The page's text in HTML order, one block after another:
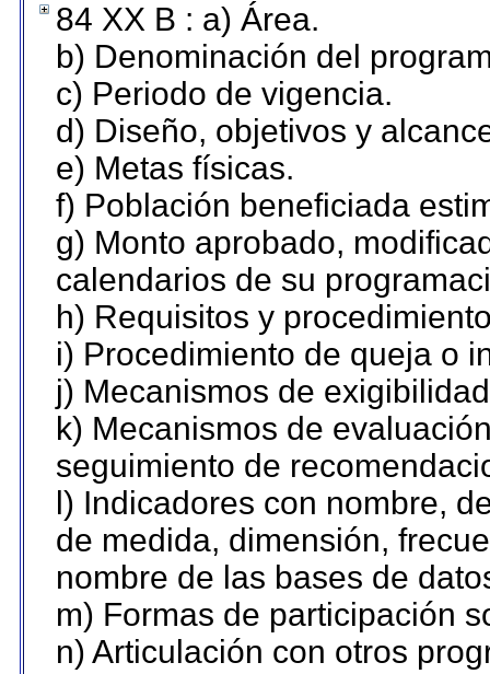
84 XX B : a) Área.
b) Denominación del
c) Periodo de vigencia.
d) Diseño, objetivos y
e) Metas físicas.
f) Población beneficiada
g) Monto aprobado,
calendarios de su
h) Requisitos y
i) Procedimiento de queja o
j) Mecanismos de
k) Mecanismos de
seguimiento de
l) Indicadores con nombre,
de medida, dimensión,
nombre de las bases de
m) Formas de participación
n) Articulación con otros